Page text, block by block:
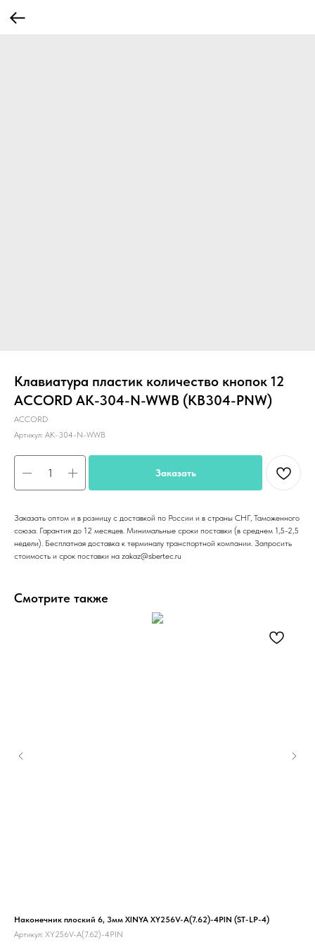
Клавиатура пластик количество кнопок 12
ACCORD AK-304-N-WWB (KB304-PNW)
ACCORD
Артикул: AK-304-N-WWB
Заказать
Заказать оптом и в розницу с доставкой по России и в страны СНГ, Таможенного
союза. Гарантия до 12 месяцев. Минимальные сроки поставки (в среднем 1,5-2,5
недели). Бесплатная доставка к терминалу транспортной компании. Запросить
стоимость и срок поставки на zakaz@sbertec.ru
Смотрите также
Наконечник плоский 6, 3мм XINYA XY256V-A(7.62)-4PIN (ST-LP-4)
Артикул: XY256V-A(7.62)-4PIN